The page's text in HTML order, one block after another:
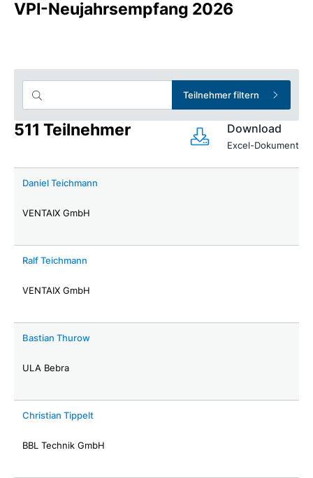
VPI-Neujahrsempfang 2026
Teilnehmer filtern
511 Teilnehmer Download
Excel-Dokument
Daniel Teichmann
VENTAIX GmbH
Ralf Teichmann
VENTAIX GmbH
Bastian Thurow
ULA Bebra
Christian Tippelt
BBL Technik GmbH